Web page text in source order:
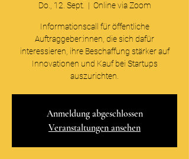
Do., 12. Sept.
  |
Online via Zoom
Informationscall für öffentliche
Auftraggeber:innen, die sich dafür
interessieren, ihre Beschaffung stärker auf
Innovationen und Kauf bei Startups
auszurichten.
Anmeldung abgeschlossen
Veranstaltungen ansehen